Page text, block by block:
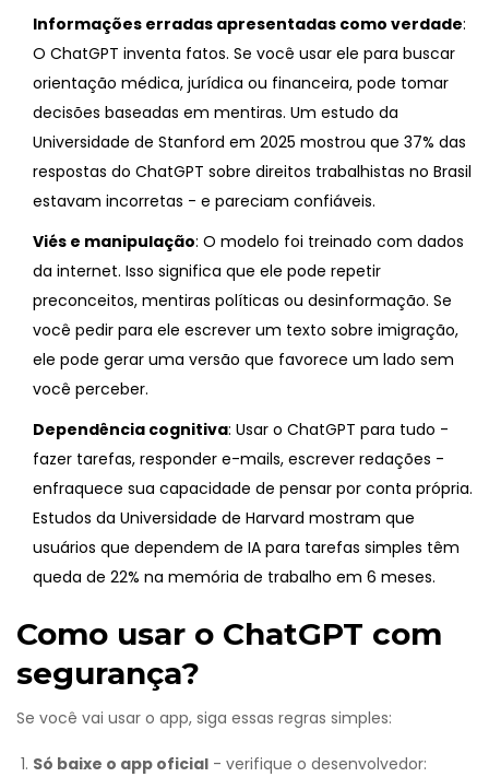
Informações erradas apresentadas como verdade:
O ChatGPT inventa fatos. Se você usar ele para buscar
orientação médica, jurídica ou financeira, pode tomar
decisões baseadas em mentiras. Um estudo da
Universidade de Stanford em 2025 mostrou que 37% das
respostas do ChatGPT sobre direitos trabalhistas no Brasil
estavam incorretas - e pareciam confiáveis.
Viés e manipulação: O modelo foi treinado com dados
da internet. Isso significa que ele pode repetir
preconceitos, mentiras políticas ou desinformação. Se
você pedir para ele escrever um texto sobre imigração,
ele pode gerar uma versão que favorece um lado sem
você perceber.
Dependência cognitiva: Usar o ChatGPT para tudo -
fazer tarefas, responder e-mails, escrever redações -
enfraquece sua capacidade de pensar por conta própria.
Estudos da Universidade de Harvard mostram que
usuários que dependem de IA para tarefas simples têm
queda de 22% na memória de trabalho em 6 meses.
Como usar o ChatGPT com
segurança?
Se você vai usar o app, siga essas regras simples:
Só baixe o app oficial - verifique o desenvolvedor: